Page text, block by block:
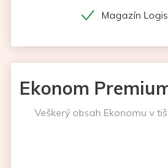
Magazín
Ekonom
Veškerý obsah Ekonomu v